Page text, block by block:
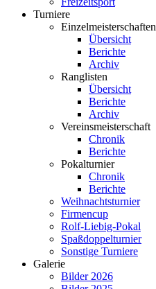
Turniere
Einzelmeisterschaften
Übersicht
Berichte
Archiv
Ranglisten
Übersicht
Berichte
Archiv
Vereinsmeisterschaft
Chronik
Berichte
Pokalturnier
Chronik
Berichte
Weihnachtsturnier
Firmencup
Rolf-Liebig-Pokal
Spaßdoppelturnier
Sonstige Turniere
Galerie
Bilder 2026